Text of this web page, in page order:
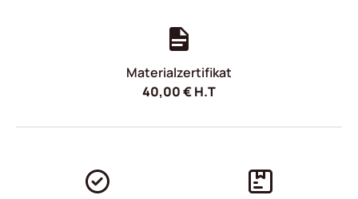
Materialzertifikat
40,00€H.T